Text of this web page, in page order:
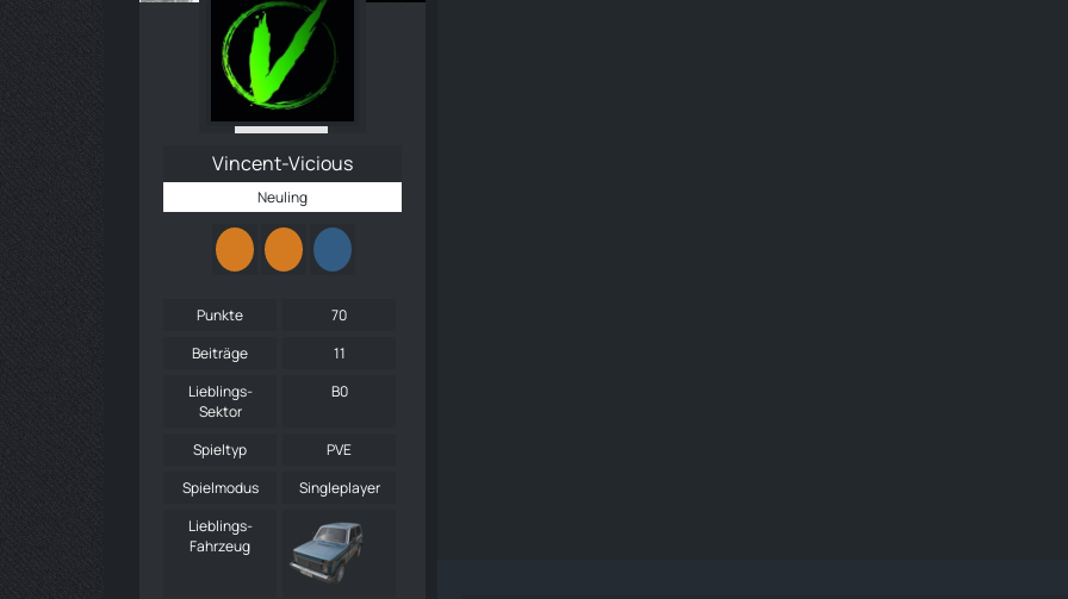
Vincent-Vicious
Neuling
Punkte
70
Beiträge
11
Lieblings-
Sektor
B0
Spieltyp
PVE
Spielmodus
Singleplayer
Lieblings-
Fahrzeug